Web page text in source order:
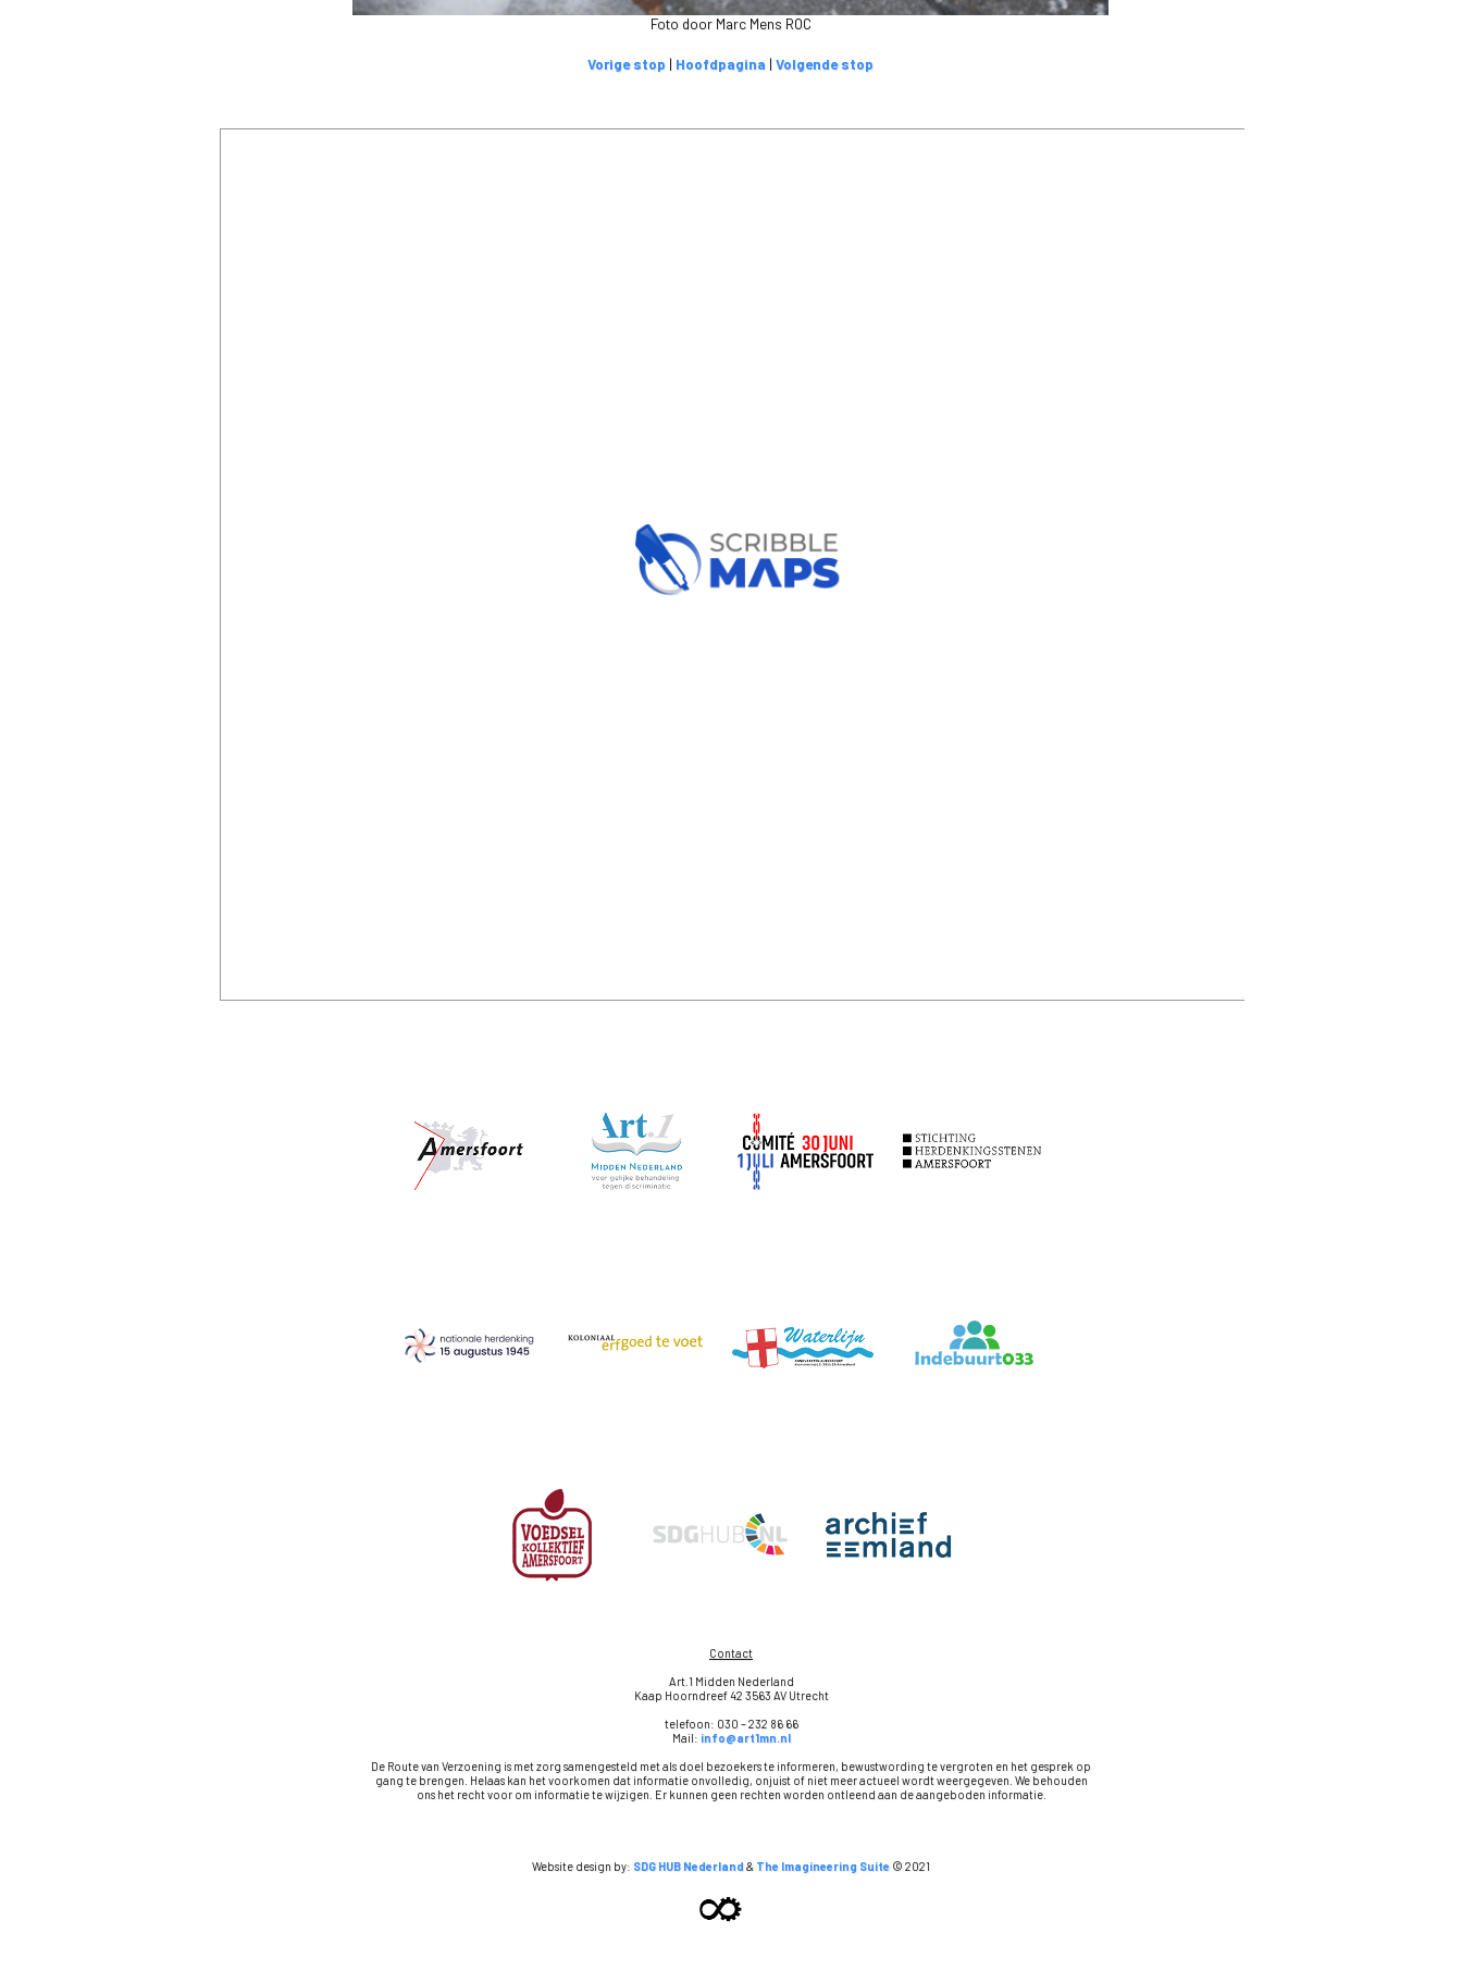
Foto door Marc Mens ROC
Vorige stop | Hoofdpagina |Volgende stop
Contact
Art.1 Midden Nederland
Kaap Hoorndreef 42 3563 AV Utrecht
telefoon: 030 – 232 86 66
Mail: info@art1mn.nl
De Route van Verzoening is met zorg samengesteld met als doel bezoekers te informeren, bewustwording te vergroten en het gesprek op
gang te brengen. Helaas kan het voorkomen dat informatie onvolledig, onjuist of niet meer actueel wordt weergegeven. We behouden
ons het recht voor om informatie te wijzigen. Er kunnen geen rechten worden ontleend aan de aangeboden informatie.
Website design by: SDG HUB Nederland & The Imagineering Suite © 2021